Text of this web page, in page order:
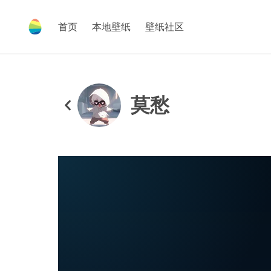
首页 本地壁纸 壁纸社区
莫愁